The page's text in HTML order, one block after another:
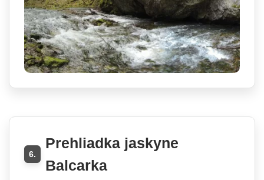
6.
Prehliadka jaskyne
Balcarka